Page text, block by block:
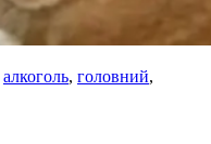
алкоголь, головний,